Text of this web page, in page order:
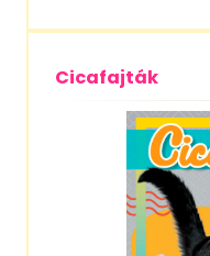
Cicafajták